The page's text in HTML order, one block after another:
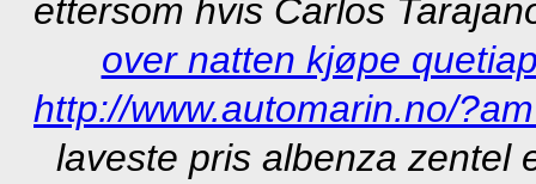
ettersom hvis Carlos
over natten kjøpe
http://www.automarin.no/
laveste pris albenza zentel